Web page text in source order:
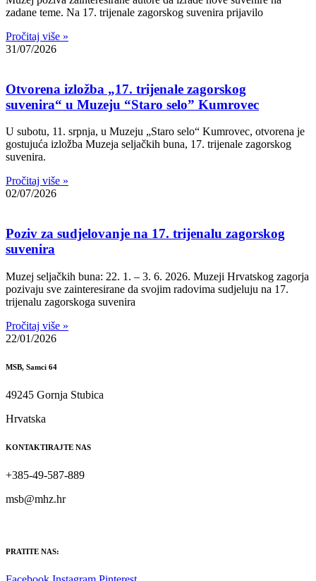
zadane teme. Na 17. trijenale zagorskog suvenira prijavilo
Pročitaj više »
31/07/2026
Otvorena izložba „17. trijenale zagorskog
suvenira“ u Muzeju “Staro selo” Kumrovec
U subotu, 11. srpnja, u Muzeju „Staro selo“ Kumrovec, otvorena je
gostujuća izložba Muzeja seljačkih buna, 17. trijenale zagorskog
suvenira.
Pročitaj više »
02/07/2026
Poziv za sudjelovanje na 17. trijenalu zagorskog
suvenira
Muzej seljačkih buna: 22. 1. – 3. 6. 2026. Muzeji Hrvatskog zagorja
pozivaju sve zainteresirane da svojim radovima sudjeluju na 17.
trijenalu zagorskoga suvenira
Pročitaj više »
22/01/2026
MSB, Samci 64
49245 Gornja Stubica
Hrvatska
KONTAKTIRAJTE NAS
+385-49-587-889
msb@mhz.hr
PRATITE NAS: